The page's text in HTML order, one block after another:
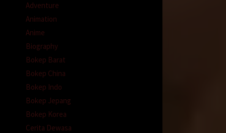
Adventure
Animation
Anime
Biography
Bokep Barat
Bokep China
Bokep Indo
Bokep Jepang
Bokep Korea
Cerita Dewasa